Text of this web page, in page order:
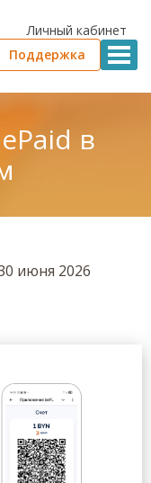
Поддержка
Личный кабинет
в
июня 2026